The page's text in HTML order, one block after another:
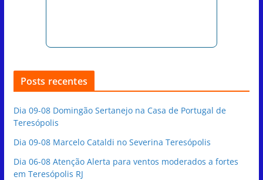
Posts recentes
Dia 09-08 Domingão Sertanejo na Casa de Portugal de
Teresópolis
Dia 09-08 Marcelo Cataldi no Severina Teresópolis
Dia 06-08 Atenção Alerta para ventos moderados a fortes
em Teresópolis RJ